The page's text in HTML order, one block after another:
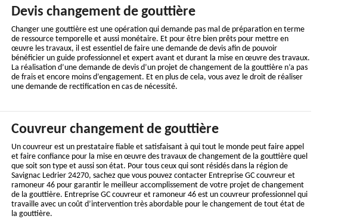
Devis changement de gouttière
Changer une gouttière est une opération qui demande pas mal de préparation en terme
de ressource temporelle et aussi monétaire. Et pour être bien prêts pour mettre en
œuvre les travaux, il est essentiel de faire une demande de devis afin de pouvoir
bénéficier un guide professionnel et expert avant et durant la mise en œuvre des travaux.
La réalisation d’une demande de devis d’un projet de changement de la gouttière n’a pas
de frais et encore moins d’engagement. Et en plus de cela, vous avez le droit de réaliser
une demande de rectification en cas de nécessité.
Couvreur changement de gouttière
Un couvreur est un prestataire fiable et satisfaisant à qui tout le monde peut faire appel
et faire confiance pour la mise en œuvre des travaux de changement de la gouttière quel
que soit son type et aussi son état. Pour tous ceux qui sont résidés dans la région de
Savignac Ledrier 24270, sachez que vous pouvez contacter Entreprise GC couvreur et
ramoneur 46 pour garantir le meilleur accomplissement de votre projet de changement
de la gouttière. Entreprise GC couvreur et ramoneur 46 est un couvreur professionnel qui
travaille avec un coût d’intervention très abordable pour le changement de tout état de
la gouttière.